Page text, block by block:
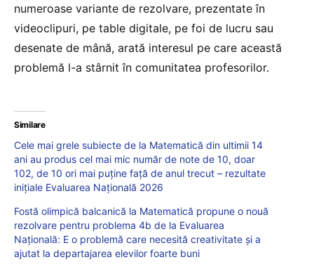
numeroase variante de rezolvare, prezentate în
videoclipuri, pe table digitale, pe foi de lucru sau
desenate de mână, arată interesul pe care această
problemă l-a stârnit în comunitatea profesorilor.
Similare
Cele mai grele subiecte de la Matematică din ultimii 14
ani au produs cel mai mic număr de note de 10, doar
102, de 10 ori mai puține față de anul trecut – rezultate
inițiale Evaluarea Națională 2026
Fostă olimpică balcanică la Matematică propune o nouă
rezolvare pentru problema 4b de la Evaluarea
Națională: E o problemă care necesită creativitate și a
ajutat la departajarea elevilor foarte buni